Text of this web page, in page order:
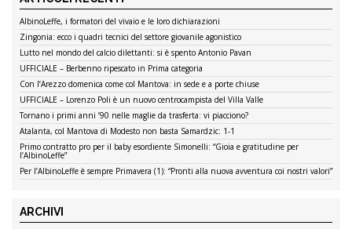
AlbinoLeffe, i formatori del vivaio e le loro dichiarazioni
Zingonia: ecco i quadri tecnici del settore giovanile agonistico
Lutto nel mondo del calcio dilettanti: si è spento Antonio Pavan
UFFICIALE – Berbenno ripescato in Prima categoria
Con l’Arezzo domenica come col Mantova: in sede e a porte chiuse
UFFICIALE – Lorenzo Poli è un nuovo centrocampista del Villa Valle
Tornano i primi anni ’90 nelle maglie da trasferta: vi piacciono?
Atalanta, col Mantova di Modesto non basta Samardzic: 1-1
Primo contratto pro per il baby esordiente Simonelli: “Gioia e gratitudine per
l’AlbinoLeffe”
Per l’AlbinoLeffe è sempre Primavera (1): “Pronti alla nuova avventura coi nostri valori”
ARCHIVI